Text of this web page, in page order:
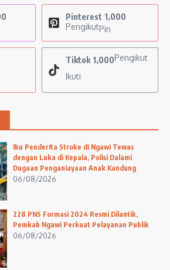
Pinterest 1,000
PengikutPin
Tiktok 1,000Pengikut
Ikuti
Ibu Penderita Stroke di Ngawi Tewas
dengan Luka di Kepala, Polisi Dalami
Dugaan Penganiayaan Anak Kandung
06/08/2026
228 PNS Formasi 2024 Resmi Dilantik,
Pemkab Ngawi Perkuat Pelayanan Publik
06/08/2026